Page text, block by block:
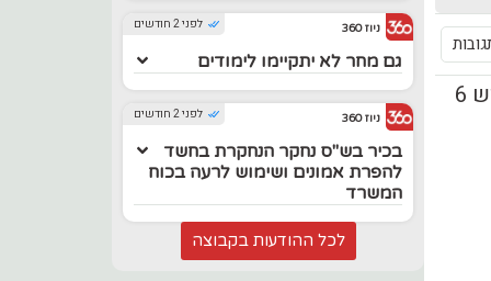
הערב התקבל דיווח על תאונה קשה בין 2 כלי רכב פרטיים ורכב מסחרי בכביש 6
לפני 2 חודשים ניוז 360
גם מחר לא יתקיימו לימודים
לפני 2 חודשים ניוז 360
בכיר בש"ס נחקר הנחקרת בחשד
להפרת אמונים ושימוש לרעה בכוח
המשרד
לכל ההודעות בקבוצה